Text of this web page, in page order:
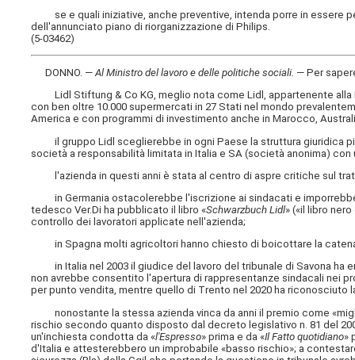
se e quali iniziative, anche preventive, intenda porre in essere
dell'annunciato piano di riorganizzazione di Philips.
(5-03462)
DONNO. —Al Ministro del lavoro e delle politiche sociali. — Per
Lidl Stiftung & Co KG, meglio nota come Lidl, appartenente alla
con ben oltre 10.000 supermercati in 27 Stati nel mondo
America e con programmi di investimento anche in Marocco,
il gruppo Lidl sceglierebbe in ogni Paese la struttura giuridica
società a responsabilità limitata in Italia e SA (società anonima) con
l'azienda in questi anni è stata al centro di aspre critiche sul
in Germania ostacolerebbe l'iscrizione ai sindacati e
tedesco Ver.Di ha pubblicato il libro «Schwarzbuch Lidl» («il libro
controllo dei lavoratori applicate nell'azienda;
in Spagna molti agricoltori hanno chiesto di boicottare la
in Italia nel 2003 il giudice del lavoro del tribunale di Savona ha
non avrebbe consentito l'apertura di rappresentanze sindacali nei
per punto vendita, mentre quello di Trento nel 2020 ha
nonostante la stessa azienda vinca da anni il premio come
rischio secondo quanto disposto dal decreto legislativo n. 81 del
un'inchiesta condotta da «l'Espresso» prima e da «Il Fatto quotidiano»
d'Italia e attesterebbero un improbabile «basso rischio»; a